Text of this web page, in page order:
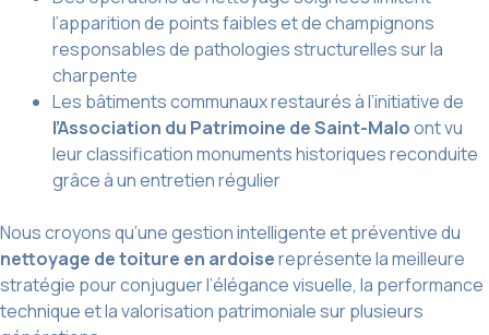
l’apparition de points faibles et de champignons
responsables de pathologies structurelles sur la
charpente
Les bâtiments communaux restaurés à l’initiative de
l’Association du Patrimoine de Saint-Maloont vu
leur classification monuments historiques reconduite
grâce à un entretien régulier
Nous croyons qu’une gestion intelligente et préventive du
nettoyage de toiture en ardoisereprésente la meilleure
stratégie pour conjuguer l’élégance visuelle, la performance
technique et la valorisation patrimoniale sur plusieurs